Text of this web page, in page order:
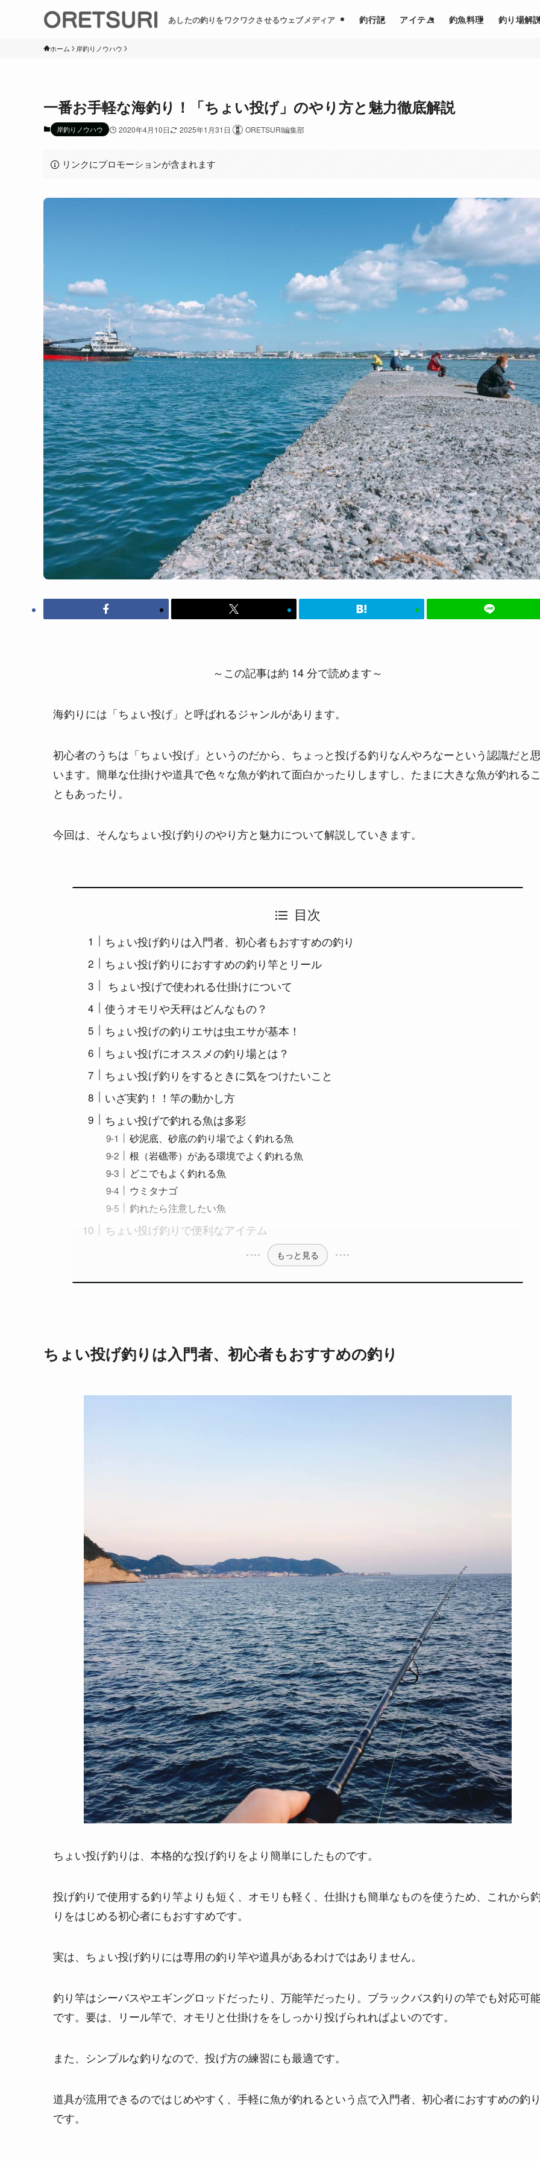
あしたの釣りをワクワクさせるウェブメディア 釣行記 アイテム 釣魚料理 釣り場解
ホーム 岸釣りノウハウ
一番お手軽な海釣り！「ちょい投げ」のやり方と魅力徹底解説
岸釣りノウハウ 2020年4月10日 2025年1月31日 ORETSURI編集部
リンクにプロモーションが含まれます
～この記事は約 14 分で読めます～
海釣りには「ちょい投げ」と呼ばれるジャンルがあります。
初心者のうちは「ちょい投げ」というのだから、ちょっと投げる釣りなんやろなーという認識だと
います。簡単な仕掛けや道具で色々な魚が釣れて面白かったりしますし、たまに大きな魚が釣れる
ともあったり。
今回は、そんなちょい投げ釣りのやり方と魅力について解説していきます。
目次
ちょい投げ釣りは入門者、初心者もおすすめの釣り
ちょい投げ釣りにおすすめの釣り竿とリール
ちょい投げで使われる仕掛けについて
使うオモリや天秤はどんなもの？
ちょい投げの釣りエサは虫エサが基本！
ちょい投げにオススメの釣り場とは？
ちょい投げ釣りをするときに気をつけたいこと
いざ実釣！！竿の動かし方
ちょい投げで釣れる魚は多彩
砂泥底、砂底の釣り場でよく釣れる魚
根（岩礁帯）がある環境でよく釣れる魚
どこでもよく釣れる魚
ウミタナゴ
釣れたら注意したい魚
ちょい投げ釣りで便利なアイテム
もっと見る
ちょい投げ釣りは入門者、初心者もおすすめの釣り
ちょい投げ釣りは、本格的な投げ釣りをより簡単にしたものです。
投げ釣りで使用する釣り竿よりも短く、オモリも軽く、仕掛けも簡単なものを使うため、これから
りをはじめる初心者にもおすすめです。
実は、ちょい投げ釣りには専用の釣り竿や道具があるわけではありません。
釣り竿はシーバスやエギングロッドだったり、万能竿だったり。ブラックバス釣りの竿でも対応可
です。要は、リール竿で、オモリと仕掛けををしっかり投げられればよいのです。
また、シンプルな釣りなので、投げ方の練習にも最適です。
道具が流用できるのではじめやすく、手軽に魚が釣れるという点で入門者、初心者におすすめの釣
です。